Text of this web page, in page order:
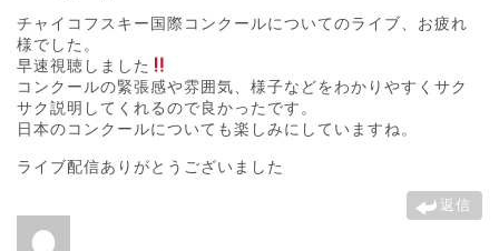
チャイコフスキー国際コンクールについてのライブ、お疲れ
様でした。
早速視聴しました
コンクールの緊張感や雰囲気、様子などをわかりやすくサク
サク説明してくれるので良かったです。
日本のコンクールについても楽しみにしていますね。
ライブ配信ありがとうございました
返信